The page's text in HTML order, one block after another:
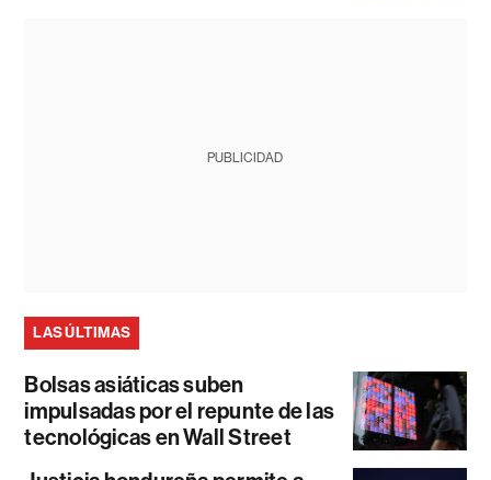
PUBLICIDAD
LAS ÚLTIMAS
Bolsas asiáticas suben
impulsadas por el repunte de las
tecnológicas en Wall Street